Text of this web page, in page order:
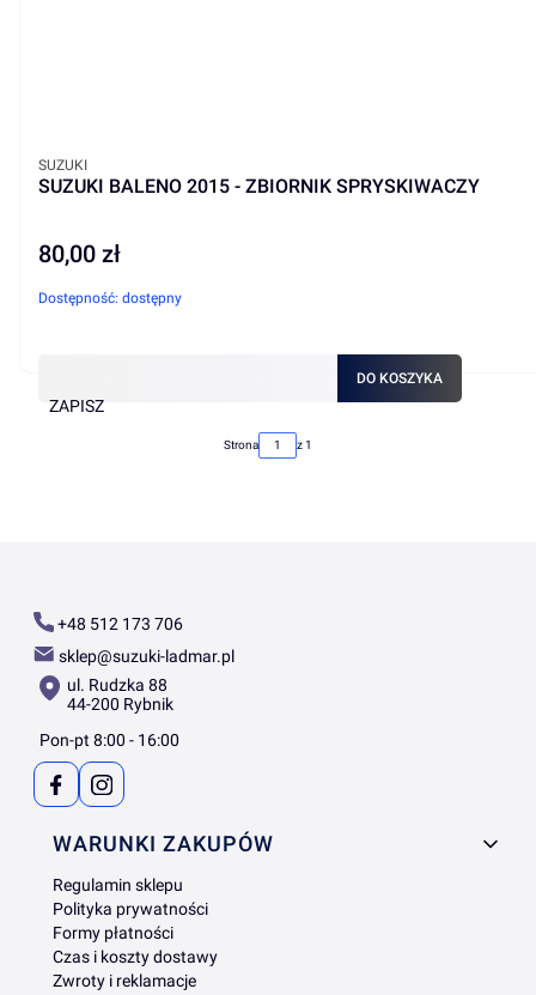
SUZUKI BALENO 2015 - ZBIORNIK SPRYSKIWACZY
PRODUCENT
SUZUKI
Cena
80,00 zł
Dostępność: dostępny
ZAPISZ
DO KOSZYKA
Strona z 1
+48 512 173 706
sklep@suzuki-ladmar.pl
ul. Rudzka 88
44-200 Rybnik
Pon-pt 8:00 - 16:00
Linki w stopce
WARUNKI ZAKUPÓW
Regulamin sklepu
Polityka prywatności
Formy płatności
Czas i koszty dostawy
Zwroty i reklamacje